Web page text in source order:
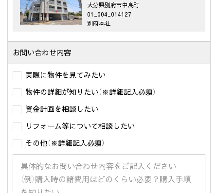
大分県別府市中島町
01_004_014127
別府本社
お問い合わせ内容
実際に物件を見てみたい
物件の詳細が知りたい（※詳細記入必須）
資金計画を相談したい
リフォーム等について相談したい
その他（※詳細記入必須）